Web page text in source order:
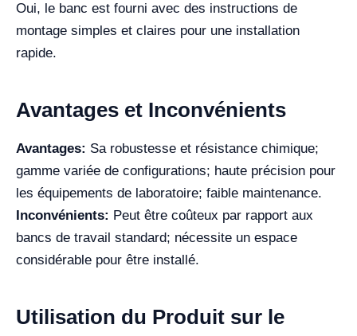
Oui, le banc est fourni avec des instructions de
montage simples et claires pour une installation
rapide.
Avantages et Inconvénients
Avantages: Sa robustesse et résistance chimique;
gamme variée de configurations; haute précision pour
les équipements de laboratoire; faible maintenance.
Inconvénients: Peut être coûteux par rapport aux
bancs de travail standard; nécessite un espace
considérable pour être installé.
Utilisation du Produit sur le